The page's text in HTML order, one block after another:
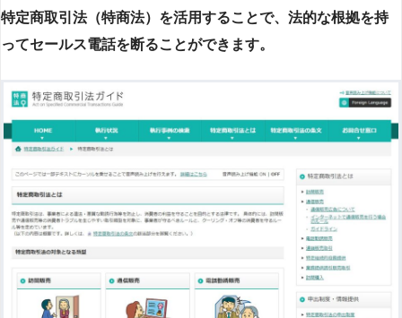
特定商取引法（特商法）を活用することで、法的な根拠を持
ってセールス電話を断ることができます。